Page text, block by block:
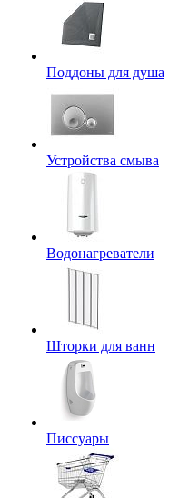
Поддоны для душа
Устройства смыва
Водонагреватели
Шторки для ванн
Писсуары